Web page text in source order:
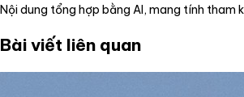
Nội dung tổng hợp bằng AI, mang tính tham
Bài viết liên quan